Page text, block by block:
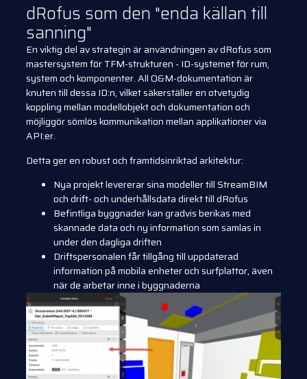
dRofus som den "enda källan till
sanning"
En viktig del av strategin är användningen av dRofus som
mastersystem för TFM-strukturen - ID-systemet för rum,
system och komponenter. All O&M-dokumentation är
knuten till dessa ID:n, vilket säkerställer en otvetydig
koppling mellan modellobjekt och dokumentation och
möjliggör sömlös kommunikation mellan applikationer via
API:er.
Detta ger en robust och framtidsinriktad arkitektur:
Nya projekt levererar sina modeller till StreamBIM
och drift- och underhållsdata direkt till dRofus
Befintliga byggnader kan gradvis berikas med
skannade data och ny information som samlas in
under den dagliga driften
Driftspersonalen får tillgång till uppdaterad
information på mobila enheter och surfplattor, även
när de arbetar inne i byggnaderna